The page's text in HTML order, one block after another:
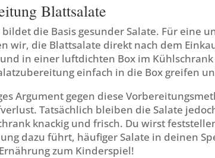
Blattsalate
die Basis gesunder Salate. Für eine
wir, die Blattsalate direkt nach dem
in einer luftdichten Box im
einfach in die Box greifen
Argument gegen diese
Tatsächlich bleiben die Salate
knackig und frisch. Du wirst
dazu führt, häufiger Salate in deinen
zum Kinderspiel!